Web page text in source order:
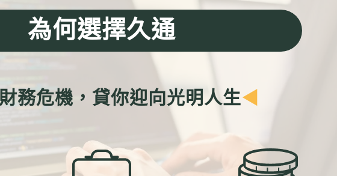
為何選擇久通
務危機，貸你迎向光明人生◀